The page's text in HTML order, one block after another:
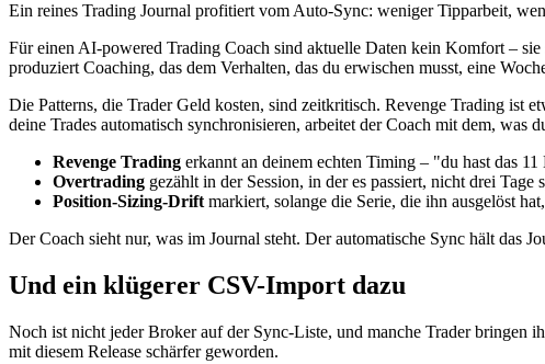
Ein reines Trading Journal profitiert vom Auto-Sync: weniger Tipparbeit,
Für einen AI-powered Trading Coach sind aktuelle Daten kein Komfort –
produziert Coaching, das dem Verhalten, das du erwischen musst, eine
Die Patterns, die Trader Geld kosten, sind zeitkritisch. Revenge Trading ist
deine Trades automatisch synchronisieren, arbeitet der Coach mit dem, was
Revenge Trading erkannt an deinem echten Timing – "du hast das
Overtrading gezählt in der Session, in der es passiert, nicht drei Tage
Position-Sizing-Drift markiert, solange die Serie, die ihn ausgelöst
Der Coach sieht nur, was im Journal steht. Der automatische Sync hält das
Und ein klügerer CSV-Import dazu
Noch ist nicht jeder Broker auf der Sync-Liste, und manche Trader
mit diesem Release schärfer geworden.